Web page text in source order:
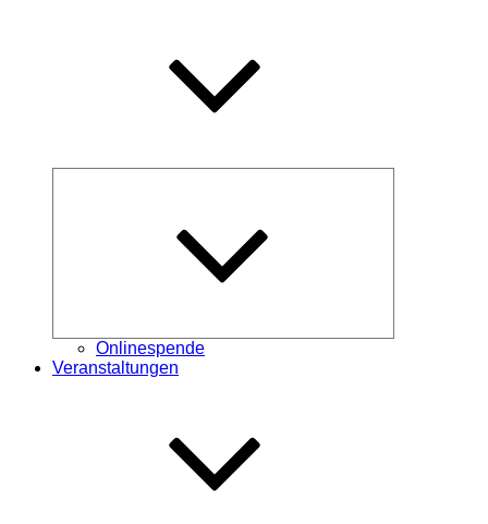
Onlinespende
Veranstaltungen